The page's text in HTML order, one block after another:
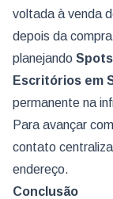
voltada à venda
depois da
planejando
Escritórios em
permanente na
Para avançar
contato
endereço.
Conclusão